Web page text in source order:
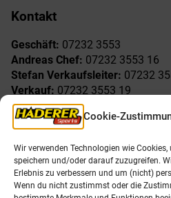
Cookie-
Wir verwenden Technologien wie
speichern und/oder darauf zuzugreifen.
Erlebnis zu verbessern und um (nicht)
Wenn du nicht zustimmst oder die
Kontakt
Geschäft: 07232 3553
Andreas Chef: 07232 3553 16
Stefan Verkaufsleiter: 07232
Verkauf: 07232 3553 19
Reklamationen:
Freude am Sport
AGB
Impressum